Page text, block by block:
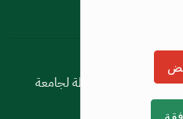
جميع الحقوق محفوظة © 2026 جميع الحقوق محفوظة لجامعة